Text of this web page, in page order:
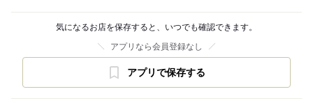
気になるお店を保存すると、いつでも確認できます。
アプリなら会員登録なし
アプリで保存する